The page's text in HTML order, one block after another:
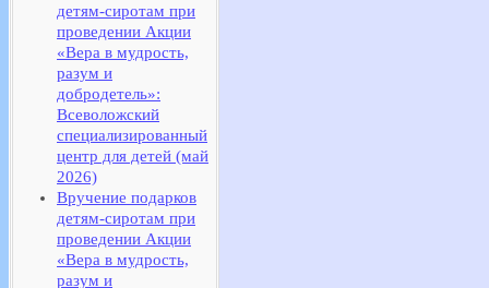
детям-сиротам при
проведении Акции
«Вера в мудрость,
разум и
добродетель»:
Всеволожский
специализированный
центр для детей (май
2026)
Вручение подарков
детям-сиротам при
проведении Акции
«Вера в мудрость,
разум и